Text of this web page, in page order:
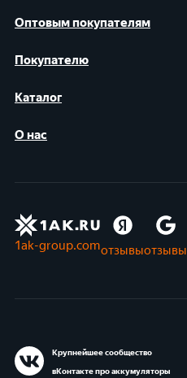
Оптовым покупателям
Покупателю
Каталог
О нас
1ak-group.comотзывыотзывы
Крупнейшее сообщество
вКонтакте про аккумуляторы